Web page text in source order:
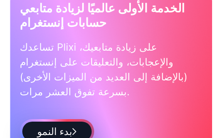
الخدمة الأولى عالميًا لزيادة متابعي
حسابات إنستغرام
تساعدك Plixi على زيادة متابعيك،
والإعجابات، والتعليقات على إنستغرام
(بالإضافة إلى العديد من الميزات الأخرى)
بسرعة تفوق العشر مرات.
بدء النمو